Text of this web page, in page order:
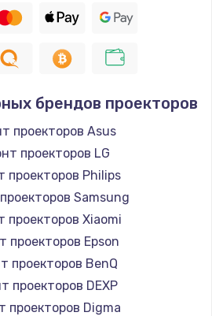
брендов проекторов
проекторов Asus
проекторов LG
проекторов Philips
Samsung
проекторов Xiaomi
проекторов Epson
проекторов BenQ
проекторов DEXP
проекторов Digma